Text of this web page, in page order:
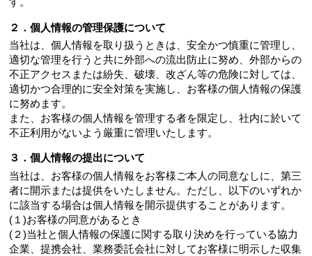
２．個人情報の管理保護について
当社は、個人情報を取り扱うときは、安全かつ慎重に管理し、
適切な管理を行うと共に外部への流出防止に努め、外部からの
不正アクセスまたは紛失、破壊、改ざん等の危険に対しては、
適切かつ合理的に安全対策を実施し、お客様の個人情報の保護
に努めます。
また、お客様の個人情報を管理する者を限定し、社内に於いて
不正利用がないよう厳重に管理いたします。
３．個人情報の提出について
当社は、お客様の個人情報をお客様ご本人の同意なしに、第三
者に開示または提供をいたしません。ただし、以下のいずれか
に該当する場合は個人情報を開示提供することがあります。
(１)お客様の同意があるとき
(２)当社と個人情報の保護に関する取り決めを行っている協力
企業、提携会社、業務委託会社に対してお客様に明示した収集